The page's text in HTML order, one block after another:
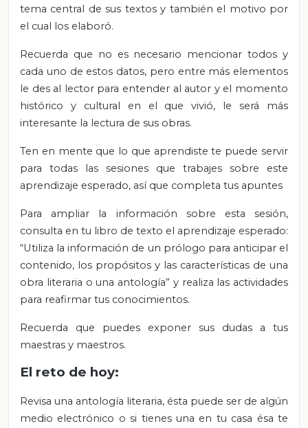
tema central de sus textos y también el motivo por
el cual los elaboró.
Recuerda que no es necesario mencionar todos y
cada uno de estos datos, pero entre más elementos
le des al lector para entender al autor y el momento
histórico y cultural en el que vivió, le será más
interesante la lectura de sus obras.
Ten en mente que lo que aprendiste te puede servir
para todas las sesiones que trabajes sobre este
aprendizaje esperado, así que completa tus apuntes
Para ampliar la información sobre esta sesión,
consulta en tu libro de texto el aprendizaje esperado:
“Utiliza la información de un prólogo para anticipar el
contenido, los propósitos y las características de una
obra literaria o una antología” y realiza las actividades
para reafirmar tus conocimientos.
Recuerda que puedes exponer sus dudas a tus
maestras y maestros.
El reto de hoy:
Revisa una antología literaria, ésta puede ser de algún
medio electrónico o si tienes una en tu casa ésa te